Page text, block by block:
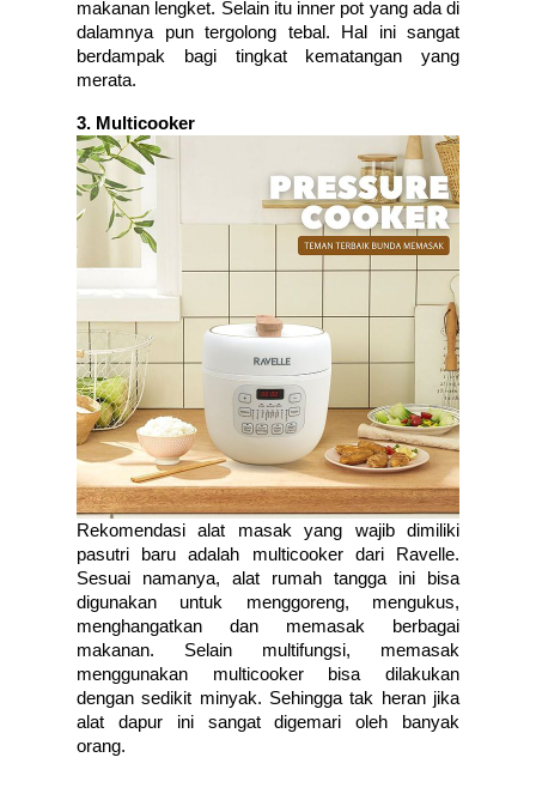
makanan lengket. Selain itu inner pot yang ada di
dalamnya pun tergolong tebal. Hal ini sangat
berdampak bagi tingkat kematangan yang
merata.
3. Multicooker
Rekomendasi alat masak yang wajib dimiliki
pasutri baru adalah multicooker dari Ravelle.
Sesuai namanya, alat rumah tangga ini bisa
digunakan untuk menggoreng, mengukus,
menghangatkan dan memasak berbagai
makanan. Selain multifungsi, memasak
menggunakan multicooker bisa dilakukan
dengan sedikit minyak. Sehingga tak heran jika
alat dapur ini sangat digemari oleh banyak
orang.